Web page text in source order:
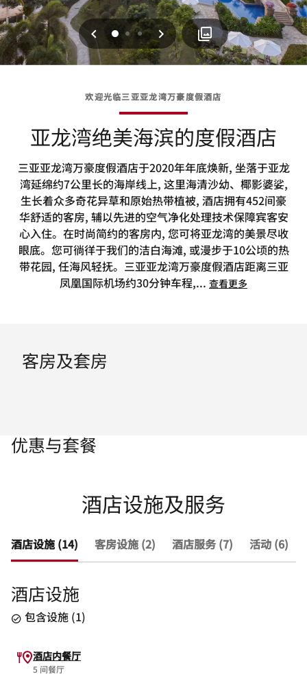
上一页
0 12 下一页
欢迎光临三亚亚龙湾万豪度假酒店
亚龙湾绝美海滨的度假酒店
三亚亚龙湾万豪度假酒店于2020年年底焕新, 坐落于亚龙
湾延绵约7公里长的海岸线上, 这里海清沙幼、椰影婆娑,
生长着众多奇花异草和原始热带植被, 酒店拥有452间豪
华舒适的客房, 辅以先进的空气净化处理技术保障宾客安
心入住。在时尚简约的客房内, 您可将亚龙湾的美景尽收
眼底。您可徜徉于我们的洁白海滩, 或漫步于10公顷的热
带花园, 任海风轻抚。三亚亚龙湾万豪度假酒店距离三亚
凤凰国际机场约30分钟车程,... 查看更多
客房及套房
优惠与套餐
酒店设施及服务
酒店设施 (14) 客房设施 (2) 酒店服务 (7) 活动 (6)
酒店设施
包含设施 (1)
酒店内餐厅
5 间餐厅